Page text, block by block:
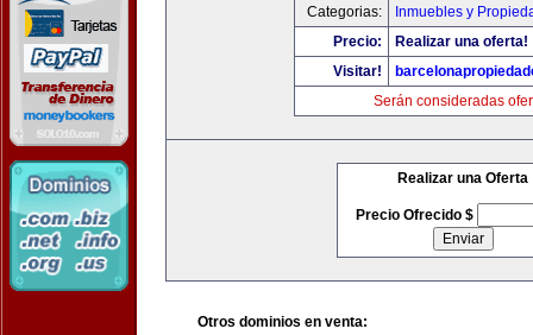
Categorias:
Inmuebles y
Precio:
Realizar una oferta!
Visitar!
Serán consideradas
Realizar una Oferta
Precio Ofrecido $
Otros dominios en venta: